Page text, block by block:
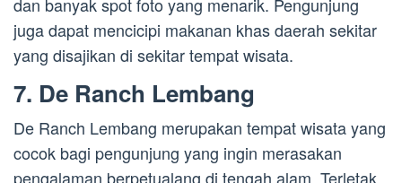
dan banyak spot foto yang menarik. Pengunjung
juga dapat mencicipi makanan khas daerah sekitar
yang disajikan di sekitar tempat wisata.
7. De Ranch Lembang
De Ranch Lembang merupakan tempat wisata yang
cocok bagi pengunjung yang ingin merasakan
pengalaman berpetualang di tengah alam. Terletak